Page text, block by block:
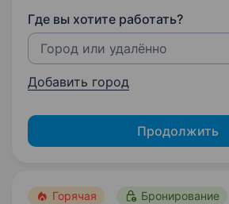
Где вы хотите работать?
Добавить город
Продолжить
Горячая Бронирование